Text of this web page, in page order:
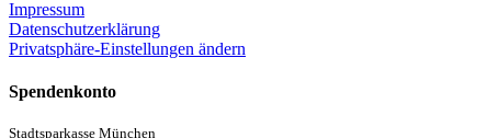
Impressum
Datenschutzerklärung
Privatsphäre-Einstellungen ändern
Spendenkonto
Stadtsparkasse München